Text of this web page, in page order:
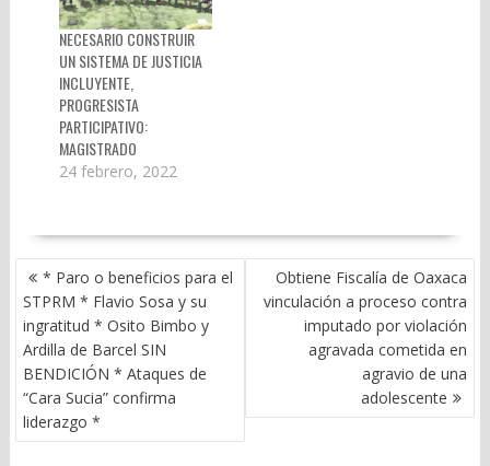
NECESARIO CONSTRUIR
UN SISTEMA DE JUSTICIA
INCLUYENTE,
PROGRESISTA
PARTICIPATIVO:
MAGISTRADO
24 febrero, 2022
NAVEGACIÓN
DE
ENTRADAS
* Paro o beneficios para el
STPRM * Flavio Sosa y su
ingratitud * Osito Bimbo y
Ardilla de Barcel SIN
BENDICIÓN * Ataques de
“Cara Sucia” confirma
liderazgo *
Obtiene Fiscalía de Oaxaca
vinculación a proceso contra
imputado por violación
agravada cometida en
agravio de una
adolescente